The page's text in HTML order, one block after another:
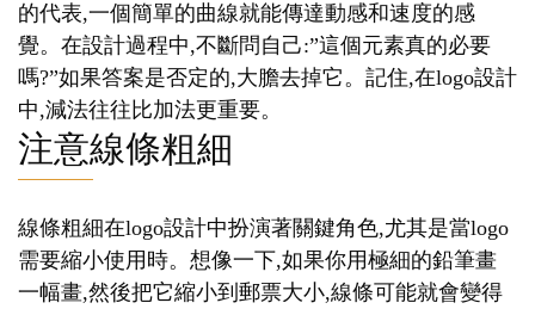
的代表,一個簡單的曲線就能傳達動感和速度的感
覺。在設計過程中,不斷問自己:”這個元素真的必要
嗎?”如果答案是否定的,大膽去掉它。記住,在logo設計
中,減法往往比加法更重要。
注意線條粗細
線條粗細在logo設計中扮演著關鍵角色,尤其是當logo
需要縮小使用時。想像一下,如果你用極細的鉛筆畫
一幅畫,然後把它縮小到郵票大小,線條可能就會變得